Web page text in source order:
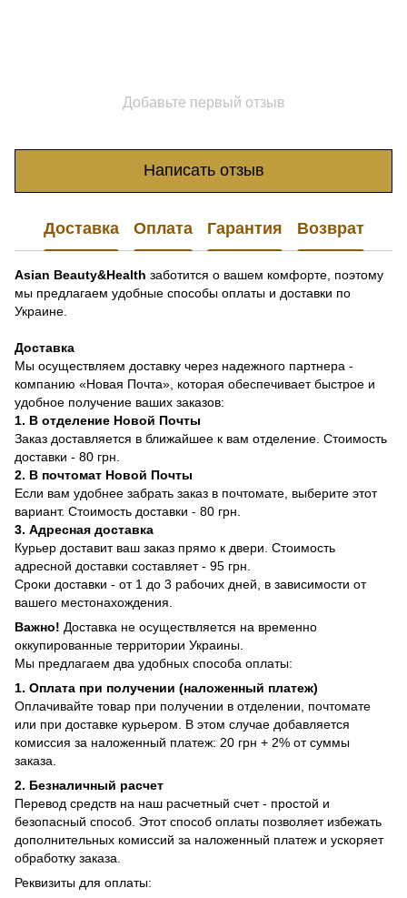
Добавьте первый отзыв
Написать отзыв
Доставка Оплата Гарантия Возврат
Asian Beauty&Health заботится о вашем комфорте, поэтому
мы предлагаем удобные способы оплаты и доставки по
Украине.
Доставка
Мы осуществляем доставку через надежного партнера -
компанию «Новая Почта», которая обеспечивает быстрое и
удобное получение ваших заказов:
1. В отделение Новой Почты
Заказ доставляется в ближайшее к вам отделение. Стоимость
доставки - 80 грн.
2. В почтомат Новой Почты
Если вам удобнее забрать заказ в почтомате, выберите этот
вариант. Стоимость доставки - 80 грн.
3. Адресная доставка
Курьер доставит ваш заказ прямо к двери. Стоимость
адресной доставки составляет - 95 грн.
Сроки доставки - от 1 до 3 рабочих дней, в зависимости от
вашего местонахождения.
Важно! Доставка не осуществляется на временно
оккупированные территории Украины.
Мы предлагаем два удобных способа оплаты:
1. Оплата при получении (наложенный платеж)
Оплачивайте товар при получении в отделении, почтомате
или при доставке курьером. В этом случае добавляется
комиссия за наложенный платеж: 20 грн + 2% от суммы
заказа.
2. Безналичный расчет
Перевод средств на наш расчетный счет - простой и
безопасный способ. Этот способ оплаты позволяет избежать
дополнительных комиссий за наложенный платеж и ускоряет
обработку заказа.
Реквизиты для оплаты: